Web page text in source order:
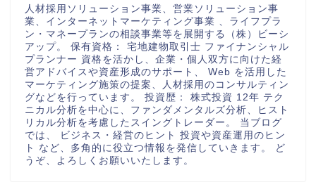
人材採用ソリューション事業、営業ソリューション事
業、インターネットマーケティング事業 、ライフプラ
ン・マネープランの相談事業等を展開する（株）ビーシ
アップ。 保有資格： 宅地建物取引士 ファイナンシャル
プランナー 資格を活かし、企業・個人双方に向けた経
営アドバイスや資産形成のサポート、 Web を活用した
マーケティング施策の提案、人材採用のコンサルティン
グなどを行っています。 投資歴： 株式投資 12年 テク
ニカル分析を中心に、ファンダメンタルズ分析、ヒスト
リカル分析を考慮したスイングトレーダー。 当ブログ
では、 ビジネス・経営のヒント 投資や資産運用のヒン
ト など、多角的に役立つ情報を発信していきます。 ど
うぞ、よろしくお願いいたします。